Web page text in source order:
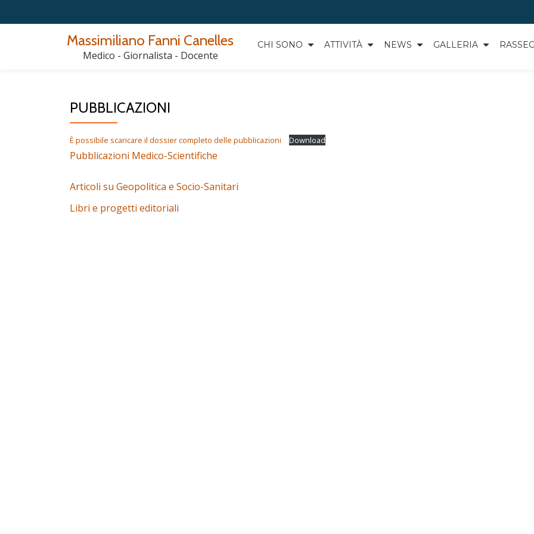
Massimiliano Fanni Canelles
Medico - Giornalista - Docente
CHI SONO ATTIVITÀ NEWS GALLERIA
PUBBLICAZIONI
È possibile scaricare il dossier completo delle pubblicazioni Download
Pubblicazioni Medico-Scientifiche
Articoli su Geopolitica e Socio-Sanitari
Libri e progetti editoriali